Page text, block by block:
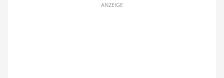
ANZEIGE